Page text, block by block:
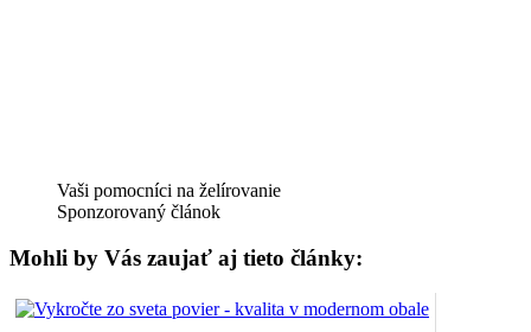
Vaši pomocníci na želírovanie
Sponzorovaný článok
Mohli by Vás zaujať aj tieto články: